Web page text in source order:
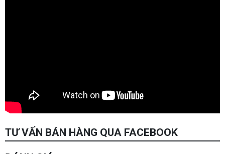
TƯ VẤN BÁN HÀNG QUA FACEBOOK